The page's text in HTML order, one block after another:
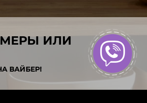
ИЛИ
ВАЙБЕР!